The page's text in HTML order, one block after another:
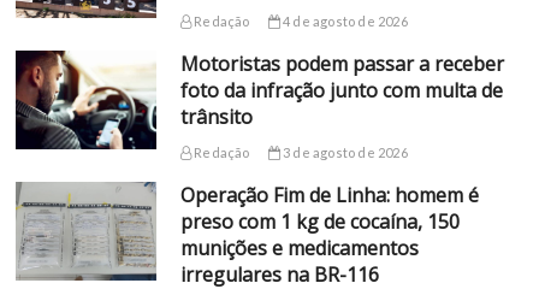
Redação 4 de agosto de 2026
Motoristas podem passar a receber
foto da infração junto com multa de
trânsito
Redação 3 de agosto de 2026
Operação Fim de Linha: homem é
preso com 1 kg de cocaína, 150
munições e medicamentos
irregulares na BR-116